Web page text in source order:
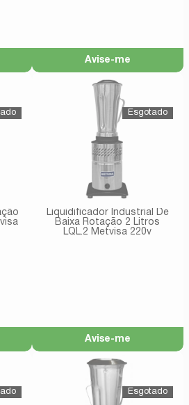
Avise-me
Liquidificador Industrial De
Baixa Rotação 2 Litros
LQL.2 Metvisa 220v
Avise-me